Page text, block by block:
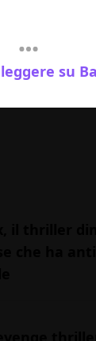
su
il thriller
che ha